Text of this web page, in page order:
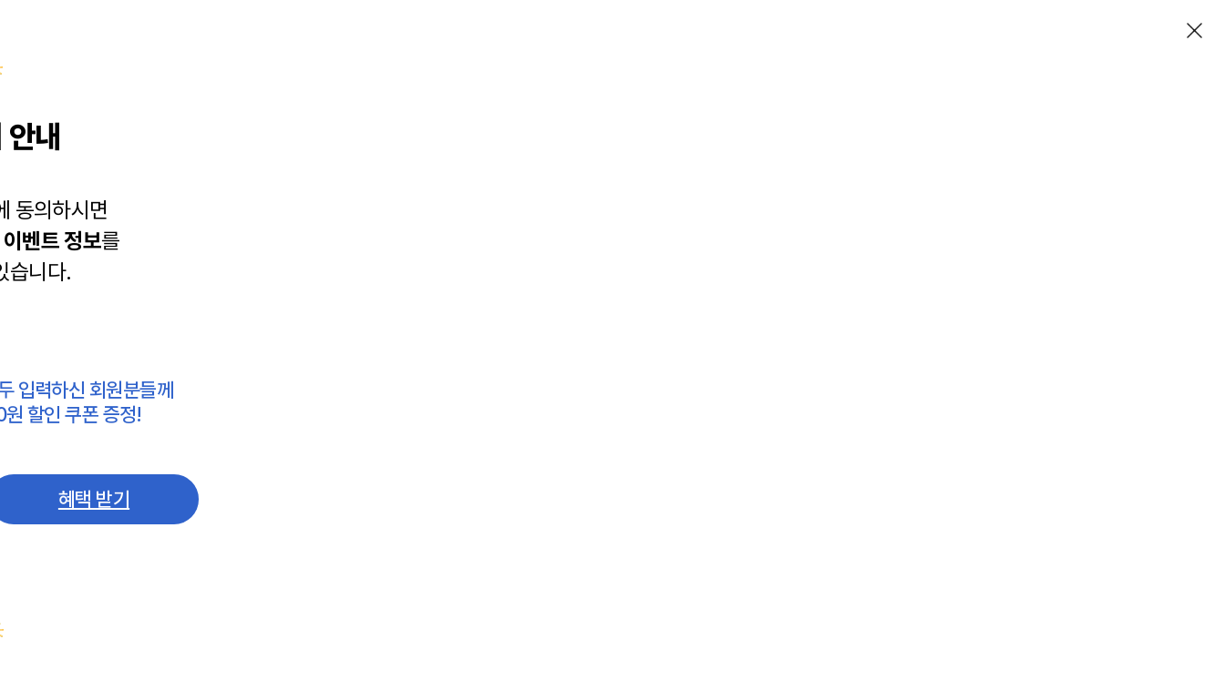
내
동의하시면
이벤트 정보를
습니다.
입력하신 회원분들께
할인 쿠폰 증정!
혜택 받기